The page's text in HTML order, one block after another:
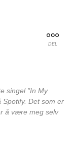
DEL
singel "In My
Det som er
å være meg selv